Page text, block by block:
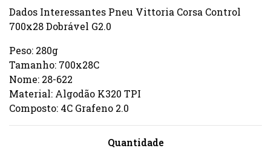
Dados Interessantes Pneu Vittoria Corsa Control
700x28 Dobrável G2.0
Peso: 280g
Tamanho: 700x28C
Nome: 28-622
Material: Algodão K320 TPI
Composto: 4C Grafeno 2.0
Quantidade